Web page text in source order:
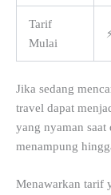
Tarif
Mulai
Jika sedang
travel dapat
yang nyaman saat
menampung
Menawarkan tarif